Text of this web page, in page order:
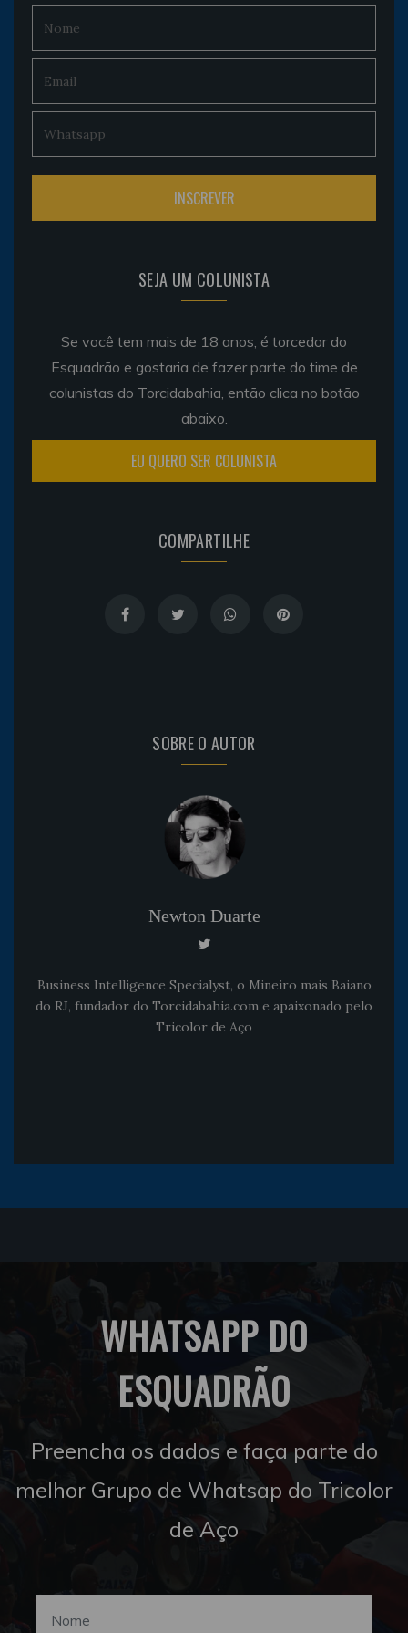
SEJA UM COLUNISTA
Se você tem mais de 18 anos, é torcedor do
Esquadrão e gostaria de fazer parte do time de
colunistas do Torcidabahia, então clica no botão
abaixo.
EU QUERO SER COLUNISTA
COMPARTILHE
SOBRE O AUTOR
Newton Duarte
Business Intelligence Specialyst, o Mineiro mais Baiano
do RJ, fundador do Torcidabahia.com e apaixonado pelo
Tricolor de Aço
WHATSAPP DO
ESQUADRÃO
Preencha os dados e faça parte do
melhor Grupo de Whatsap do Tricolor
de Aço